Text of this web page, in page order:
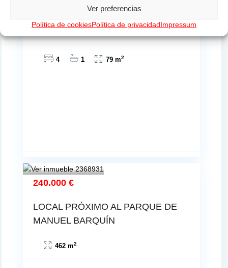
Ver preferencias
Política de cookiesPolítica de privacidadImpressum
PISO A 100 METROS DE LA PLAYA
4 1 79 m2
240.000 €
LOCAL PRÓXIMO AL PARQUE DE
MANUEL BARQUÍN
462 m2